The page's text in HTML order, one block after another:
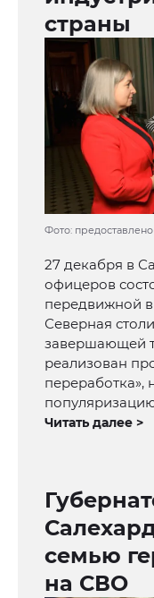
страны
Фото:
27 декабря в
офицеров
передвижной
Северная
завершающей
реализован
переработка»,
Читать далее >
семью
на СВО